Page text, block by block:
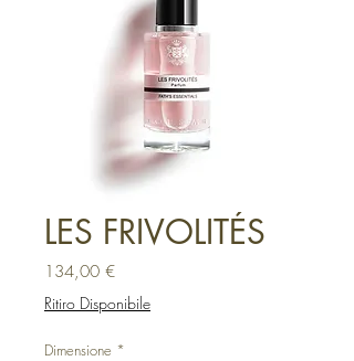
LES FRIVOLITÉS
134,00 €Prezzo
Ritiro Disponibile
Dimensione *